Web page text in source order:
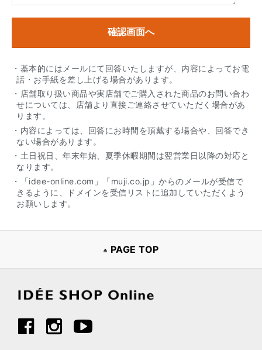
・基本的にはメールにて回答いたしますが、内容によってお電
話・お手紙を差し上げる場合があります。
・店舗取り扱い商品や実店舗でご購入された商品のお問い合わ
せについては、店舗より直接ご連絡させていただく場合があ
ります。
・内容によっては、回答にお時間を頂戴する場合や、回答でき
ない場合があります。
・土日祝日、年末年始、夏季休暇期間は翌営業日以降の対応と
なります。
・「idee-online.com」「muji.co.jp」からのメールが受信で
きるように、ドメインを受信リストに追加していただくよう
お願いします。
PAGE TOP